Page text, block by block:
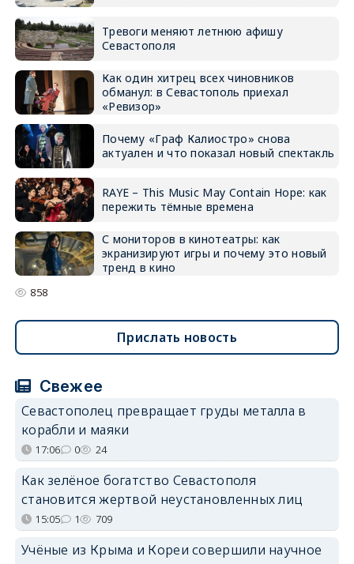
Тревоги меняют летнюю афишу
Севастополя
Как один хитрец всех чиновников
обманул: в Севастополь приехал
«Ревизор»
Почему «Граф Калиостро» снова
актуален и что показал новый спектакль
RAYE – This Music May Contain Hope: как
пережить тёмные времена
С мониторов в кинотеатры: как
экранизируют игры и почему это новый
тренд в кино
858
Прислать новость
Свежее
Севастополец превращает груды металла в
корабли и маяки
17:06 0 24
Как зелёное богатство Севастополя
становится жертвой неустановленных лиц
15:05 1 709
Учёные из Крыма и Кореи совершили научное